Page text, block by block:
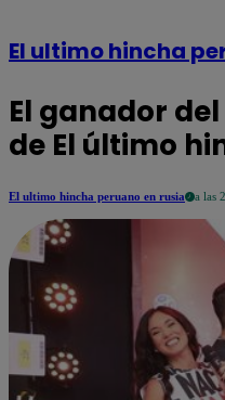
El ultimo hincha
El ganador
de El último
El ultimo hincha peruano en rusia a las